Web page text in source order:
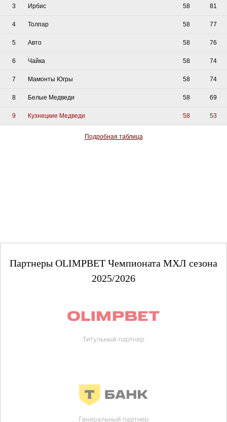
3 Ирбис 58 81
4 Толпар 58 77
5 Авто 58 76
6 Чайка 58 74
7 Мамонты Югры 58 74
8 Белые Медведи 58 69
9 Кузнецкие Медведи 58 53
Подробная таблица
Партнеры OLIMPBET Чемпионата МХЛ сезона
2025/2026